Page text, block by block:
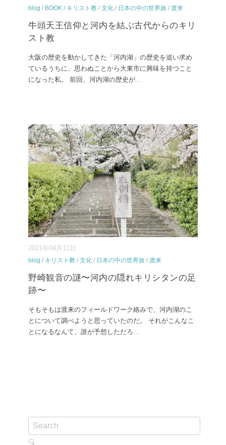
blog / BOOK / キリスト教 / 文化 / 日本の中の世界旅 / 渡来
牛頭天王信仰と河内を結ぶ古代からのキリ
スト教
大阪の歴史を動かしてきた「河内湖」の歴史を追い求め
ているうちに、思わぬことから大東市に興味を持つこと
になった私。 前回、河内湖の歴史が
2021年04月11日
blog / キリスト教 / 文化 / 日本の中の世界旅 / 渡来
野崎観音の謎〜河内の隠れキリシタンの足
跡〜
そもそもは渡来のフィールドワーク絡みで、河内湖のこ
とについて調べようと思っていたのだ。 それがこんなこ
とになるなんて、誰が予想しただろ